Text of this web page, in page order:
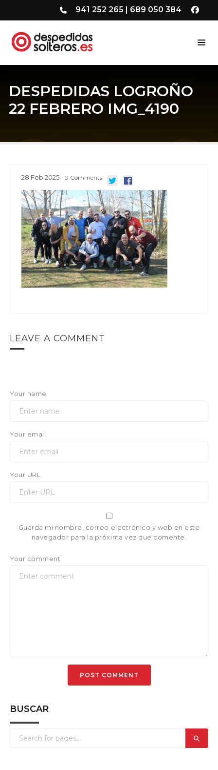
941 252 265 | 689 050 384
DESPEDIDAS LOGROÑO
22 FEBRERO IMG_4190
28 Feb 2025 0 Comments
LEAVE A COMMENT
Your name
Your email
Your URL
Guarda mi nombre, correo electrónico y web en este
navegador para la próxima vez que comente.
Your comment
BUSCAR